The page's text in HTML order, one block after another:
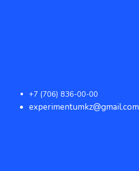
+7 (706) 836-00-00
experimentumkz@gmail.com